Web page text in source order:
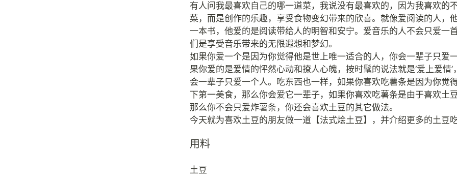
有人问我最喜欢自己的哪一道菜，我说没有最喜欢的，因为我喜欢的
菜，而是创作的乐趣，享受食物变幻带来的欣喜。就像爱阅读的人，
一本书，他爱的是阅读带给人的明智和安宁。爱音乐的人不会只爱一
们是享受音乐带来的无限遐想和梦幻。
如果你爱一个是因为你觉得他是世上唯一适合的人，你会一辈子只爱
果你爱的是爱情的怦然心动和撩人心魄，按时髦的说法就是‘爱上爱情’
会一辈子只爱一个人。吃东西也一样，如果你喜欢吃薯条是因为你觉
下第一美食，那么你会爱它一辈子，如果你喜欢吃薯条是由于喜欢土
那么你不会只爱炸薯条，你还会喜欢土豆的其它做法。
用料
土豆